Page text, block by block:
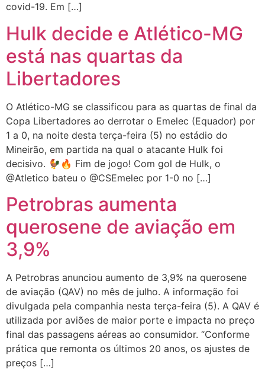
covid-19. Em […]
Hulk decide e Atlético-MG
está nas quartas da
Libertadores
O Atlético-MG se classificou para as quartas de final da
Copa Libertadores ao derrotar o Emelec (Equador) por
1 a 0, na noite desta terça-feira (5) no estádio do
Mineirão, em partida na qual o atacante Hulk foi
decisivo. 🐓🔥 Fim de jogo! Com gol de Hulk, o
@Atletico bateu o @CSEmelec por 1-0 no […]
Petrobras aumenta
querosene de aviação em
3,9%
A Petrobras anunciou aumento de 3,9% na querosene
de aviação (QAV) no mês de julho. A informação foi
divulgada pela companhia nesta terça-feira (5). A QAV é
utilizada por aviões de maior porte e impacta no preço
final das passagens aéreas ao consumidor. “Conforme
prática que remonta os últimos 20 anos, os ajustes de
preços […]